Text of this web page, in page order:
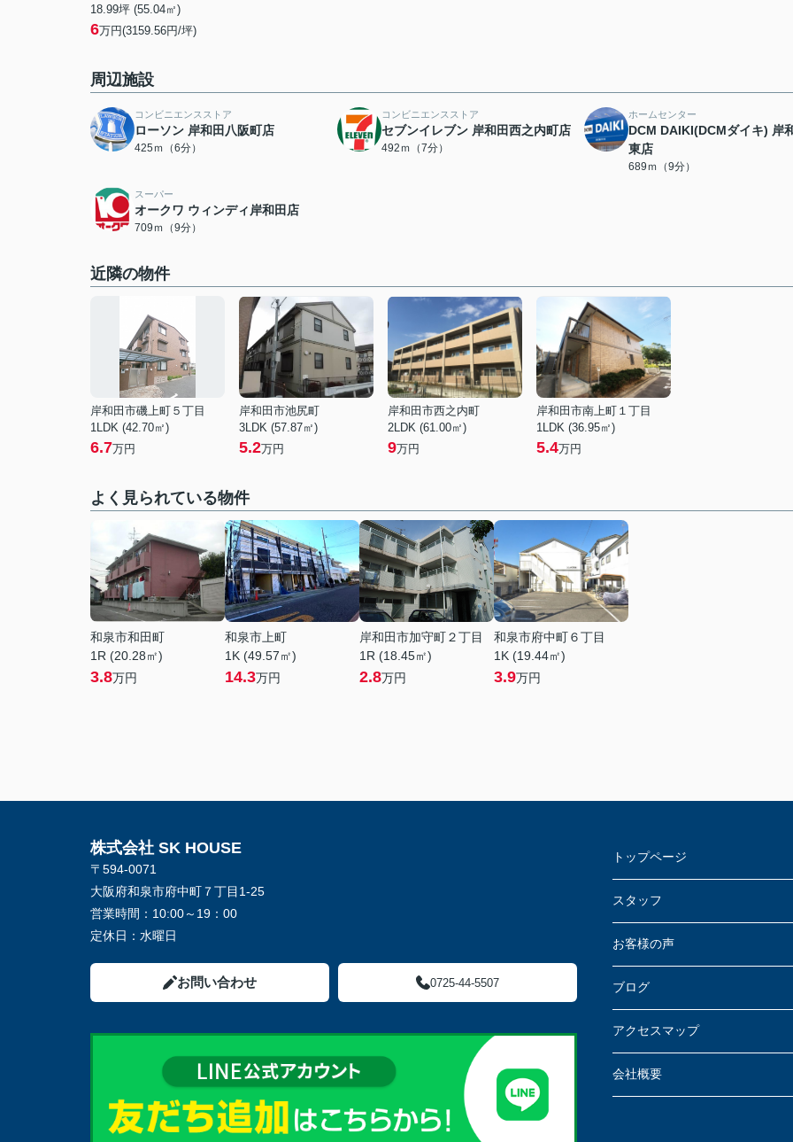
18.99坪 (55.04㎡)
6万円(3159.56円/坪)
周辺施設
コンビニエンスストア
ローソン 岸和田八阪町店
425ｍ（6分）
コンビニエンスストア
セブンイレブン 岸和田西之内町店
492ｍ（7分）
ホームセンター
DCM DAIKI(DCMダイキ) 岸
東店
689ｍ（9分）
スーパー
オークワ ウィンディ岸和田店
709ｍ（9分）
近隣の物件
岸和田市磯上町５丁目
1LDK (42.70㎡)
6.7万円
岸和田市池尻町
3LDK (57.87㎡)
5.2万円
岸和田市西之内町
2LDK (61.00㎡)
9万円
岸和田市南上町１丁目
1LDK (36.95㎡)
5.4万円
よく見られている物件
和泉市和田町
1R (20.28㎡)
3.8万円
和泉市上町
1K (49.57㎡)
14.3万円
岸和田市加守町２丁目
1R (18.45㎡)
2.8万円
和泉市府中町６丁目
1K (19.44㎡)
3.9万円
株式会社 SK HOUSE
〒594-0071
大阪府和泉市府中町７丁目1-25
営業時間： 10:00～19：00
定休日： 水曜日
お問い合わせ 0725-44-5507
トップページ
スタッフ
お客様の声
ブログ
アクセスマップ
会社概要